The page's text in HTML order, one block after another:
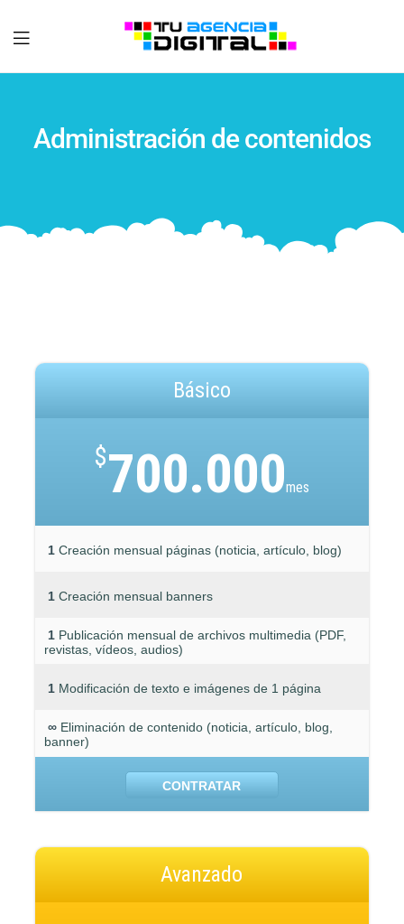
Tu
Digital
Administración de contenidos
Básico
$700.000mes
1 Creación mensual páginas (noticia, artículo, blog)
1 Creación mensual banners
1 Publicación mensual de archivos multimedia (PDF,
revistas, vídeos, audios)
1 Modificación de texto e imágenes de 1 página
∞ Eliminación de contenido (noticia, artículo, blog,
banner)
CONTRATAR
Avanzado